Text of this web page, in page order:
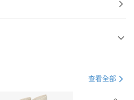
查看全部